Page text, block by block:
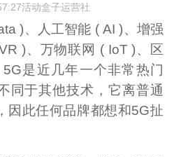
活动盒子运营社
)、人工智能 ( AI )、增强
)、万物联网 ( IoT )、区
是近几年一个非常热门
同于其他技术，它离普通
因此任何品牌都想和5G扯